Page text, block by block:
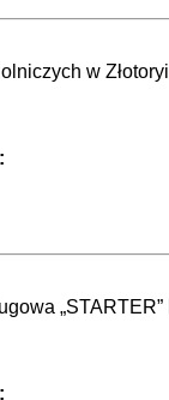
w Złotoryi
„STARTER”